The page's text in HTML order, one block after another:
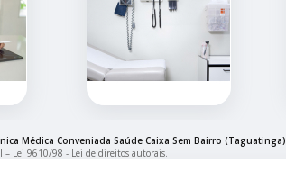
Médica Conveniada Saúde Caixa Sem Bairro (Taguatinga)
– Lei 9610/98 - Lei de direitos autorais